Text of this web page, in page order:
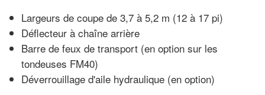
Largeurs de coupe de 3,7 à 5,2 m (12 à 17 pi)
Déflecteur à chaîne arrière
Barre de feux de transport (en option sur les
tondeuses FM40)
Déverrouillage d'aile hydraulique (en option)